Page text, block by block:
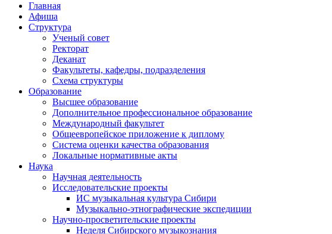
Новосибирская государственная консерватория имени М. И.
Новосибирская государственная консерватория имени М.
году распоряжением совмина РСФСР и указом
заведением в Сибири[2] и до сих пор остаётся
Глинки.
Главная
Афиша
Структура
Ученый совет
Ректорат
Деканат
Факультеты, кафедры, подразделения
Схема структуры
Образование
Высшее образование
Дополнительное профессиональное образование
Международный факультет
Общеевропейское приложение к диплому
Система оценки качества образования
Локальные нормативные акты
Наука
Научная деятельность
Исследовательские проекты
ИС музыкальная культура Сибири
Музыкально-этнографические экспедиции
Научно-просветительские проекты
Неделя Сибирского музыкознания